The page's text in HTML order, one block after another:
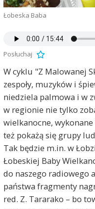
Łobeska Baba
Posłuchaj
W cyklu "Z Malowanej
zespoły, muzyków i
niedziela palmowa i w
w regionie nie tylko
wielkanocne,
też pokażą się grupy
Tak będzie m.in. w
Łobeskiej Baby
do naszego radiowego
państwa fragmenty
red. Z. Tararako – bo